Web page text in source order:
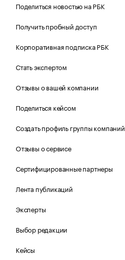
Поделиться новостью на РБК
Получить пробный доступ
Корпоративная подписка РБК
Стать экспертом
Отзывы о вашей компании
Поделиться кейсом
Создать профиль группы компаний
Отзывы о сервисе
Сертифицированные партнеры
Лента публикаций
Эксперты
Выбор редакции
Кейсы